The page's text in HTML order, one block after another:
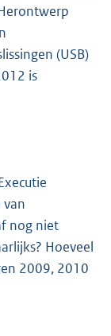
(USB)
is
van
nog niet
Hoeveel
2009, 2010